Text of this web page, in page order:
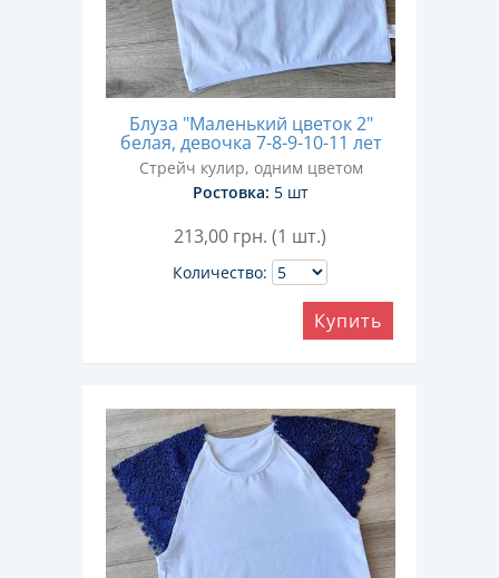
Блуза "Маленький цветок 2"
белая, девочка 7-8-9-10-11 лет
Стрейч кулир, одним цветом
Ростовка: 5 шт
213,00 грн. (1 шт.)
Количество:
Купить